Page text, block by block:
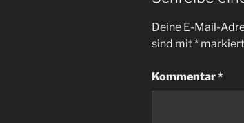
Deine E-Mail-
sind mit* markiert
Kommentar*